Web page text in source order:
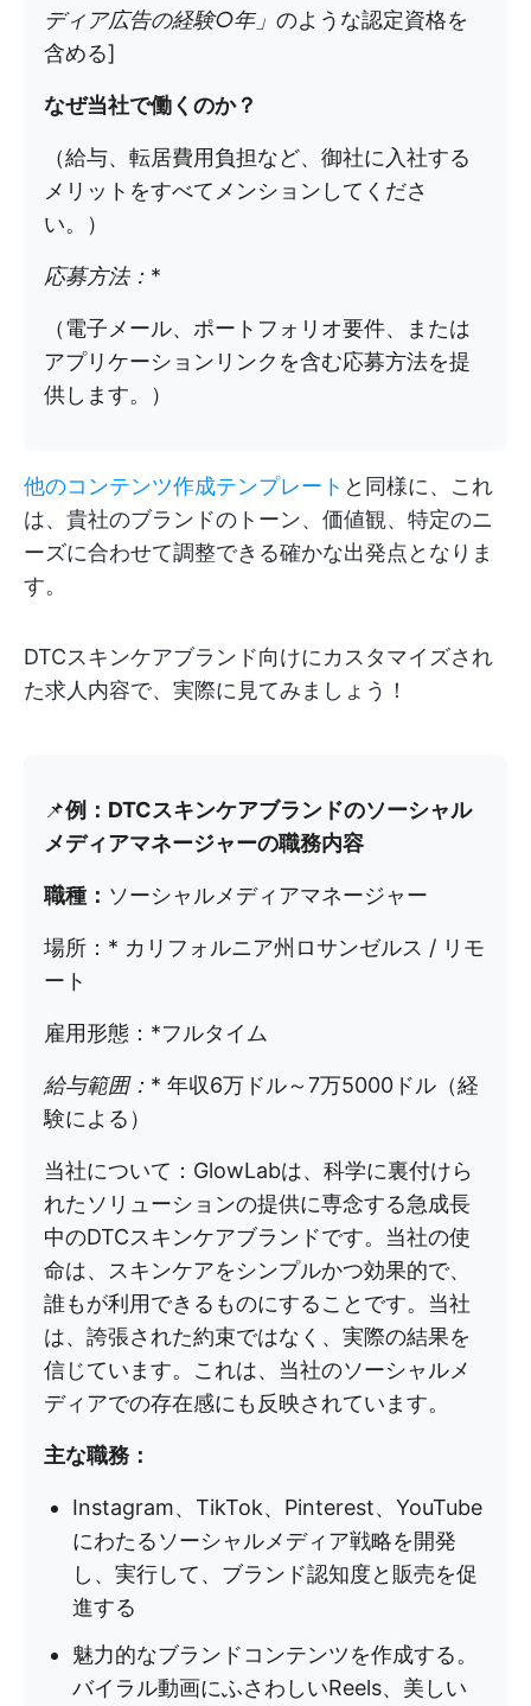
ディア広告の経験○年」 のような認定資格を
含める]
なぜ当社で働くのか？
（給与、転居費用負担など、御社に入社する
メリットをすべてメンションしてくださ
い。）
応募方法： *
（電子メール、ポートフォリオ要件、または
アプリケーションリンクを含む応募方法を提
供します。）
他のコンテンツ作成テンプレート と同様に、これ
は、貴社のブランドのトーン、価値観、特定のニ
ーズに合わせて調整できる確かな出発点となりま
す。
DTCスキンケアブランド向けにカスタマイズされ
た求人内容で、実際に見てみましょう！
📌例：DTCスキンケアブランドのソーシャル
メディアマネージャーの職務内容
職種： ソーシャルメディアマネージャー
場所：* カリフォルニア州ロサンゼルス / リモ
ート
雇用形態：*フルタイム
給与範囲： * 年収6万ドル～7万5000ドル（経
験による）
当社について：GlowLabは、科学に裏付けら
れたソリューションの提供に専念する急成長
中のDTCスキンケアブランドです。当社の使
命は、スキンケアをシンプルかつ効果的で、
誰もが利用できるものにすることです。当社
は、誇張された約束ではなく、実際の結果を
信じています。これは、当社のソーシャルメ
ディアでの存在感にも反映されています。
主な職務：
Instagram、TikTok、Pinterest、YouTube
にわたるソーシャルメディア戦略を開発
し、実行して、ブランド認知度と販売を促
進する
魅力的なブランドコンテンツを作成する。
バイラル動画にふさわしいReels、美しい